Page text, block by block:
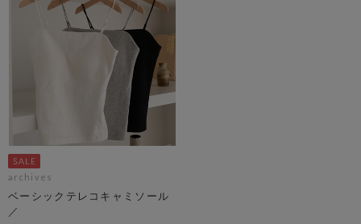
archives
ベーシックテレコキャミソール
／